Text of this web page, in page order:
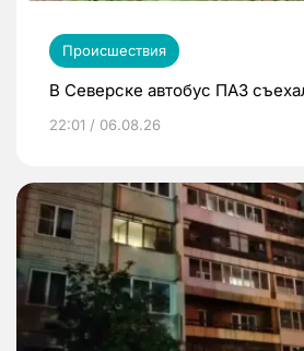
Происшествия
В Северске автобус ПАЗ
22:01 / 06.08.26